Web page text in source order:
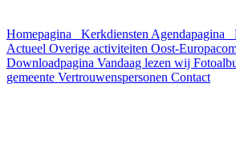
Homepagina Kerkdiensten Agendapagina
Actueel Overige activiteiten Oost-
Downloadpagina Vandaag lezen wij
gemeente Vertrouwenspersonen Contact